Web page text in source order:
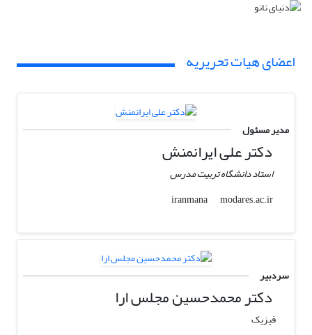
اعضای هیات تحریریه
مدیر مسئول
دکتر علی ایرانمنش
استاد دانشگاه تربیت مدرس
iranmana
modares.ac.ir
سردبیر
دکتر محمدحسین مجلس ارا
فیزیک